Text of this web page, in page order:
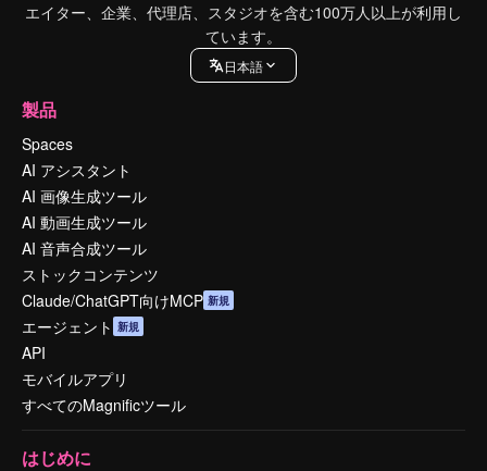
エイター、企業、代理店、スタジオを含む100万人以上が利用し
ています。
日本語
製品
Spaces
AI アシスタント
AI 画像生成ツール
AI 動画生成ツール
AI 音声合成ツール
ストックコンテンツ
Claude/ChatGPT向けMCP 新規
エージェント 新規
API
モバイルアプリ
すべてのMagnificツール
はじめに